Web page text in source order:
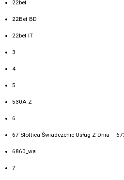
22bet
22Bet BD
22bet IT
3
4
5
530A Z
6
67 Slottica Świadczenie Usług Z Dnia –
6860_wa
7